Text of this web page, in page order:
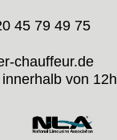
45 79 49 75
chauffeur.de
von 12h